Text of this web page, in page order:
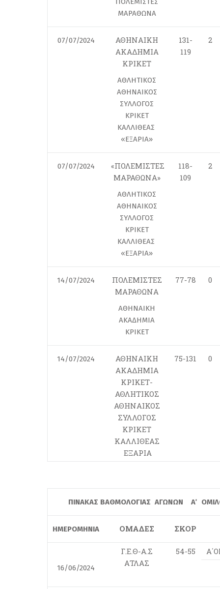
ΜΑΡΑΘΩΝΑ
07/07/2024
ΑΘΗΝΑΙΚΗ
ΑΚΑΔΗΜΙΑ
ΚΡΙΚΕΤ
ΑΘΛΗΤΙΚΟΣ
ΑΘΗΝΑΙΚΟΣ
ΣΥΛΛΟΓΟΣ
ΚΡΙΚΕΤ
ΚΑΛΛΙΘΕΑΣ
«ΕΞΑΡΙΑ»
131-
119
2
07/07/2024
«ΠΟΛΕΜΙΣΤΕΣ
ΜΑΡΑΘΩΝΑ»
ΑΘΛΗΤΙΚΟΣ
ΑΘΗΝΑΙΚΟΣ
ΣΥΛΛΟΓΟΣ
ΚΡΙΚΕΤ
ΚΑΛΛΙΘΕΑΣ
«ΕΞΑΡΙΑ»
118-
109
2
14/07/2024
ΠΟΛΕΜΙΣΤΕΣ
ΜΑΡΑΘΩΝΑ
ΑΘΗΝΑΙΚΗ
ΑΚΑΔΗΜΙΑ
ΚΡΙΚΕΤ
77-78 0
14/07/2024
ΑΘΗΝΑΙΚΗ
ΑΚΑΔΗΜΙΑ
ΚΡΙΚΕΤ-
ΑΘΛΗΤΙΚΟΣ
ΑΘΗΝΑΙΚΟΣ
ΣΥΛΛΟΓΟΣ
ΚΡΙΚΕΤ
ΚΑΛΛΙΘΕΑΣ
ΕΞΑΡΙΑ
75-131 0
ΠΙΝΑΚΑΣ ΒΑΘΜΟΛΟΓΙΑΣ ΑΓΩΝΩΝ Α΄
ΗΜΕΡΟΜΗΝΙΑ ΟΜΑΔΕΣ ΣΚΟΡ
16/06/2024
Γ.Ε.Θ-Α.Σ
ΑΤΛΑΣ
54-55